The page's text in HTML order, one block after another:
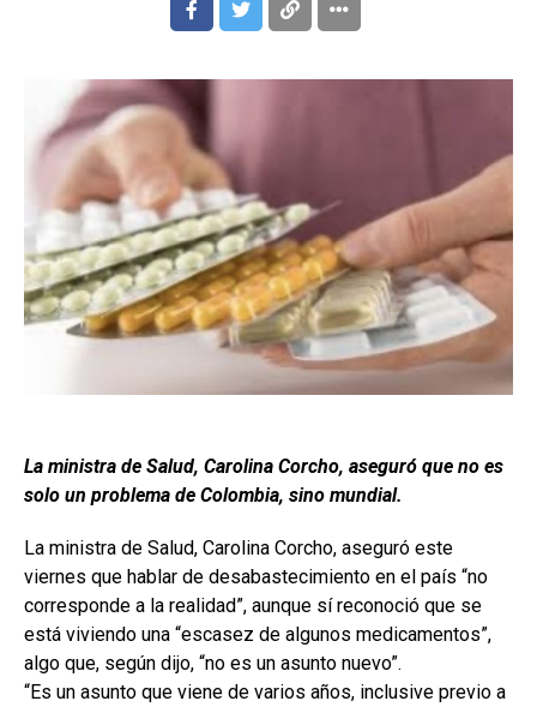
La ministra de Salud, Carolina Corcho, aseguró que no es
solo un problema de Colombia, sino mundial.
La ministra de Salud, Carolina Corcho, aseguró este
viernes que hablar de desabastecimiento en el país “no
corresponde a la realidad”, aunque sí reconoció que se
está viviendo una “escasez de algunos medicamentos”,
algo que, según dijo, “no es un asunto nuevo”.
“Es un asunto que viene de varios años, inclusive previo a